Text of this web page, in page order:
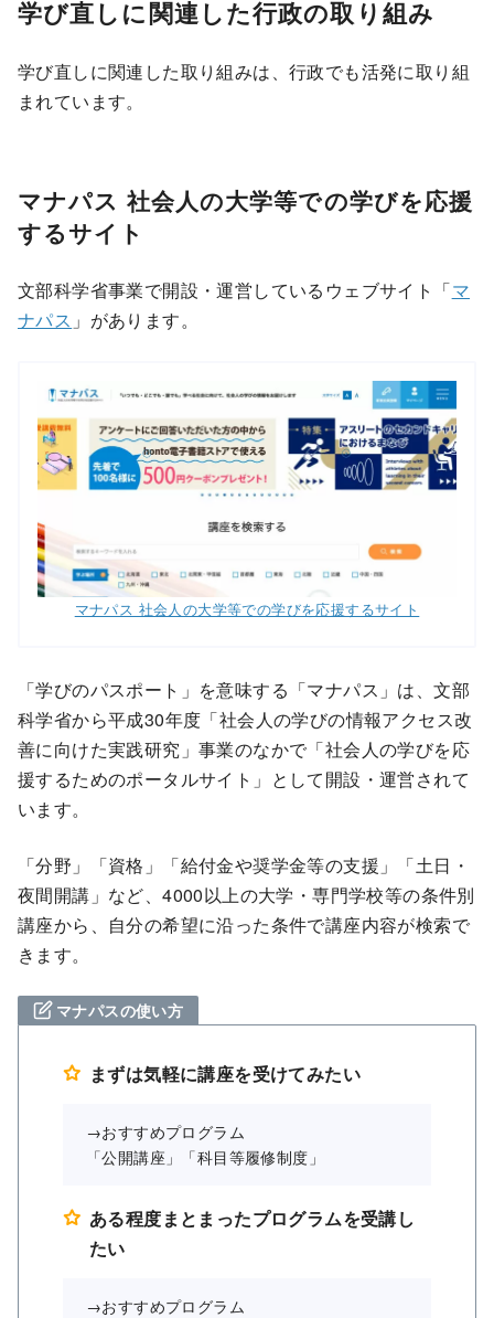
学び直しに関連した行政の取り組み
学び直しに関連した取り組みは、行政でも活発に取り組
まれています。
マナパス 社会人の大学等での学びを応援
するサイト
文部科学省事業で開設・運営しているウェブサイト「マ
ナパス 」があります。
マナパス 社会人の大学等での学びを応援するサイト
「学びのパスポート」を意味する「マナパス」は、文部
科学省から平成30年度「社会人の学びの情報アクセス改
善に向けた実践研究」事業のなかで「社会人の学びを応
援するためのポータルサイト」として開設・運営されて
います。
「分野」「資格」「給付金や奨学金等の支援」「土日・
夜間開講」など、4000以上の大学・専門学校等の条件別
講座から、自分の希望に沿った条件で講座内容が検索で
きます。
マナパスの使い方
まずは気軽に講座を受けてみたい
→おすすめプログラム
「公開講座」「科目等履修制度」
ある程度まとまったプログラムを受講し
たい
→おすすめプログラム